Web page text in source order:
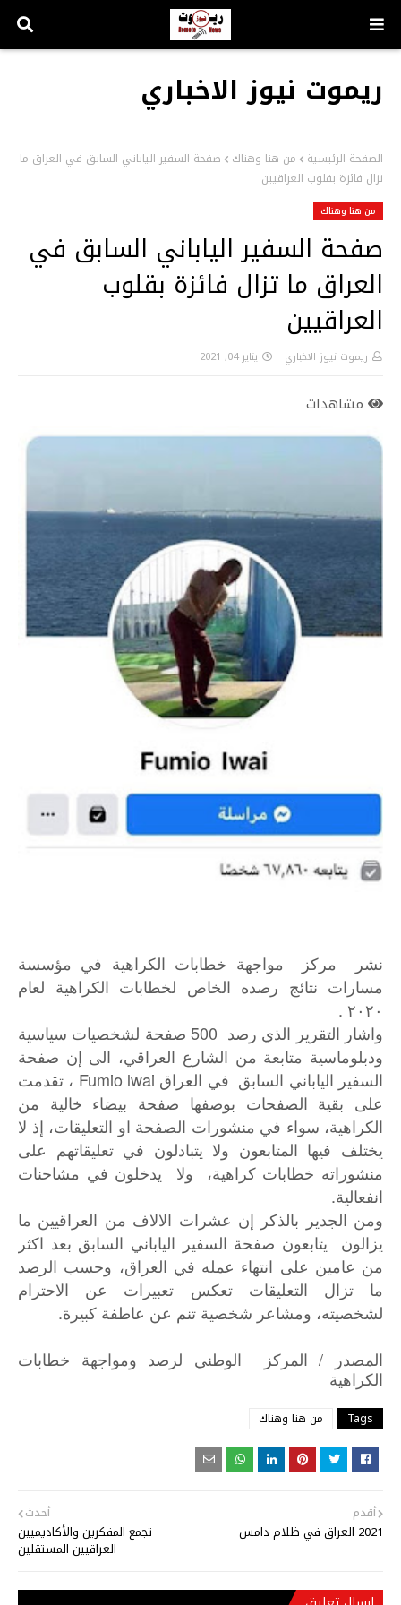
ريموت نيوز الاخباري
الصفحة الرئيسية من هنا وهناك
صفحة السفير الياباني السابق في العراق ما
تزال فائزة بقلوب العراقيين
من هنا وهناك
صفحة السفير الياباني السابق في
العراق ما تزال فائزة بقلوب
العراقيين
ريموت نيوز الاخباري يناير 04, 2021
مشاهدات
نشر مركز مواجهة خطابات الكراهية في مؤسسة
مسارات نتائج رصده الخاص لخطابات الكراهية لعام
٢٠٢٠ .
واشار التقرير الذي رصد 500 صفحة لشخصيات سياسية
ودبلوماسية متابعة من الشارع العراقي، الى إن صفحة
السفير الياباني السابق في العراق Fumio lwai ، تقدمت
على بقية الصفحات بوصفها صفحة بيضاء خالية من
الكراهية، سواء في منشورات الصفحة او التعليقات، إذ لا
يختلف فيها المتابعون ولا يتبادلون في تعليقاتهم على
منشوراته خطابات كراهية، ولا يدخلون في مشاحنات
انفعالية.
ومن الجدير بالذكر إن عشرات الالاف من العراقيين ما
يزالون يتابعون صفحة السفير الياباني السابق بعد اكثر
من عامين على انتهاء عمله في العراق، وحسب الرصد
ما تزال التعليقات تعكس تعبيرات عن الاحترام
لشخصيته، ومشاعر شخصية تنم عن عاطفة كبيرة.
المصدر / المركز الوطني لرصد ومواجهة
خطابات
الكراهية
Tags من هنا وهناك
أحدث
تجمع المفكرين والأكاديميين
العراقيين المستقلين
أقدم
2021 العراق في ظلام دامس